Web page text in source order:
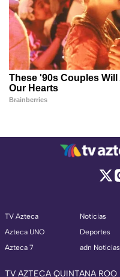
TV Azteca
Azteca UNO
Azteca 7
Noticias
Deportes
adn Noticias
TV AZTECA QUINTANA ROO